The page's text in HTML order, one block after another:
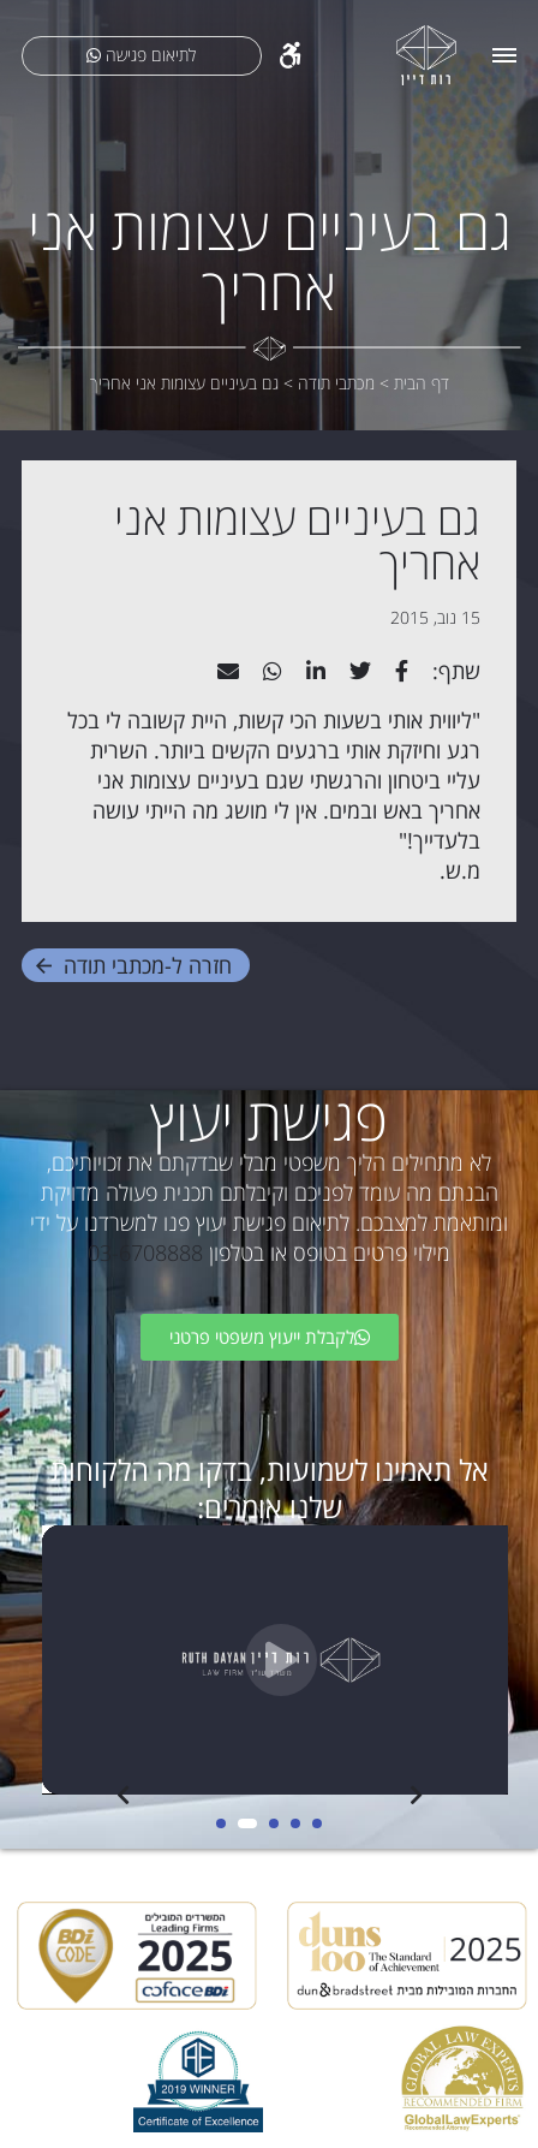
לתיאום פגישה
גם בעיניים עצומות אני
אחריך
דף הבית > מכתבי תודה > גם בעיניים עצומות אני אחריך
גם בעיניים עצומות אני
אחריך
15 נוב, 2015
שתף:
"ליווית אותי בשעות הכי קשות, היית קשובה לי בכל
רגע וחיזקת אותי ברגעים הקשים ביותר. השרית
עליי ביטחון והרגשתי שגם בעיניים עצומות אני
אחריך באש ובמים. אין לי מושג מה הייתי עושה
בלעדייך!"
מ.ש.
חזרה ל-מכתבי תודה
פגישת יעוץ
לא מתחילים הליך משפטי מבלי שבדקתם את זכויותיכם,
הבנתם מה עומד לפניכם וקיבלתם תכנית פעולה מדויקת
ומותאמת למצבכם. לתיאום פגישת יעוץ פנו למשרדנו על ידי
מילוי פרטים בטופס או בטלפון 03-6708888
לקבלת ייעוץ משפטי פרטני
אל תאמינו לשמועות, בדקו מה הלקוחות
שלנו אומרים: